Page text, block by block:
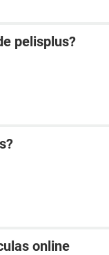
pelisplus?
online